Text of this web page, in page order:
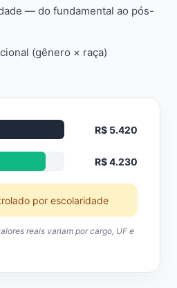
— do fundamental ao pós-
(gênero × raça)
R$ 5.420
R$ 4.230
por escolaridade
reais variam por cargo, UF e